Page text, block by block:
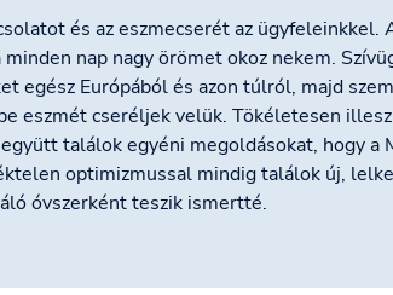
és az eszmecserét az ügyfeleinkkel.
nap nagy örömet okoz nekem.
egész Európából és azon túlról, majd
eszmét cseréljek velük. Tökéletesen
találok egyéni megoldásokat, hogy a
optimizmussal mindig találok új,
óvszerként teszik ismertté.